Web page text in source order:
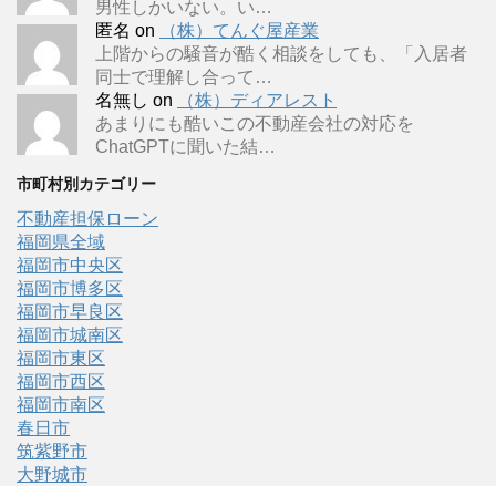
男性しかいない。い…
匿名 on
（株）てんぐ屋産業
上階からの騒音が酷く相談をしても、「入居者
同士で理解し合って…
名無し on
（株）ディアレスト
あまりにも酷いこの不動産会社の対応を
ChatGPTに聞いた結…
市町村別カテゴリー
不動産担保ローン
福岡県全域
福岡市中央区
福岡市博多区
福岡市早良区
福岡市城南区
福岡市東区
福岡市西区
福岡市南区
春日市
筑紫野市
大野城市